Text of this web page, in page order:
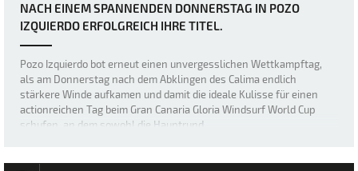
NACH EINEM SPANNENDEN DONNERSTAG IN POZO
IZQUIERDO ERFOLGREICH IHRE TITEL.
Pozo Izquierdo bot erneut einen unvergesslichen Wettkampftag,
als am Donnerstag nach dem Abklingen des Calima endlich
stärkere Winde aufkamen und damit die ideale Kulisse für einen
actionreichen Tag beim Gran Canaria Gloria Windsurf World Cup
schufen, an dem sowohl die Hauptrund…